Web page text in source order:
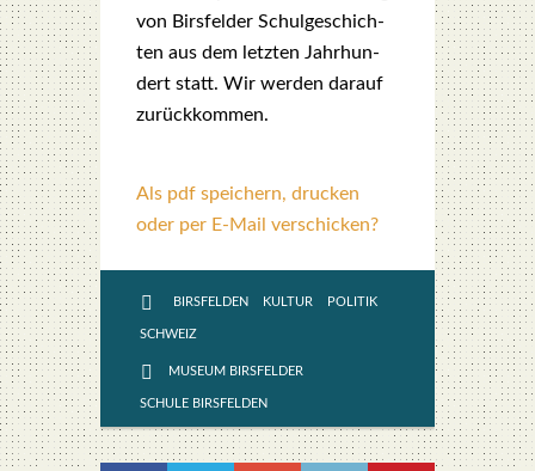
von Birs­fel­der Schul­ge­schich­
ten aus dem letz­ten Jahr­hun­
dert statt. Wir wer­den dar­auf
zurück­kom­men.
Als pdf speichern, drucken
oder per E-Mail verschicken?
BIRSFELDEN KULTUR POLITIK
SCHWEIZ
MUSEUM BIRSFELDER
SCHULE BIRSFELDEN